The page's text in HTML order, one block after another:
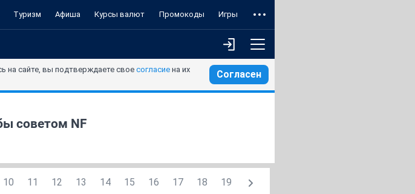
Туризм Афиша Курсы валют Промокоды Игры
на сайте, вы подтверждаете своесогласие на их
Согласен
советом NF
10 11 12 13 14 15 16 17 18 19